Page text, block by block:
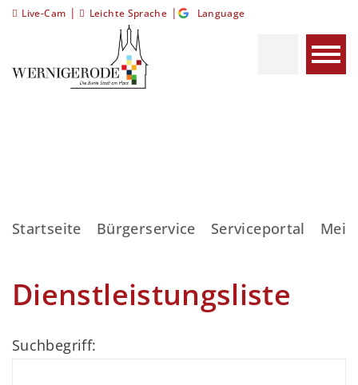
Live-Cam | Leichte Sprache | Language
Startseite Bürgerservice Serviceportal
Dienstleistungsliste
Suchbegriff: